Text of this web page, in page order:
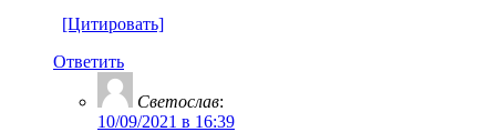
[Цитировать]
Ответить
Светослав:
10/09/2021 в 16:39